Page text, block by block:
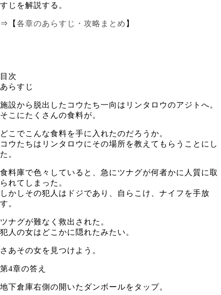
すじを解説する。
⇒【 各章のあらすじ・攻略まとめ 】
目次
あらすじ
施設から脱出したコウたち一向はリンタロウのアジトへ。
そこにたくさんの食料が。
どこでこんな食料を手に入れたのだろうか。
コウたちはリンタロウにその場所を教えてもらうことにし
た。
食料庫で色々していると、急にツナグが何者かに人質に取
られてしまった。
しかしその犯人はドジであり、自らこけ、ナイフを手放
す。
ツナグが難なく救出された。
犯人の女はどこかに隠れたみたい。
さあその女を見つけよう。
第4章の答え
地下倉庫右側の開いたダンボールをタップ。